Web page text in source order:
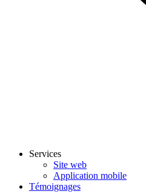
Services
Site web
Application mobile
Témoignages